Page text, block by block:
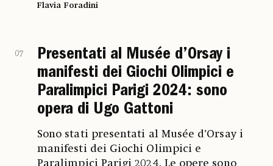
Flavia Foradini
07
Presentati al Musée d’Orsay i
manifesti dei Giochi Olimpici e
Paralimpici Parigi 2024: sono
opera di Ugo Gattoni
Sono stati presentati al Musée d’Orsay i
manifesti dei Giochi Olimpici e
Paralimpici Parigi 2024. Le opere sono